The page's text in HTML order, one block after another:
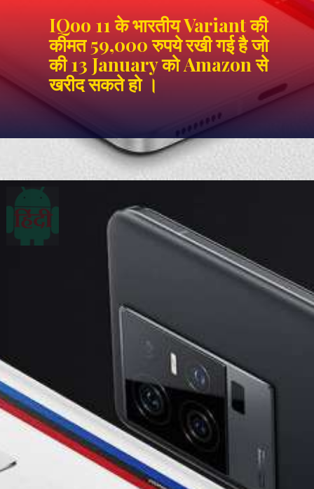
IQoo 11 के भारतीय Variant की
कीमत 59,000 रुपये रखी गई है जो
की 13 January को Amazon से
खरीद सकते हो ।